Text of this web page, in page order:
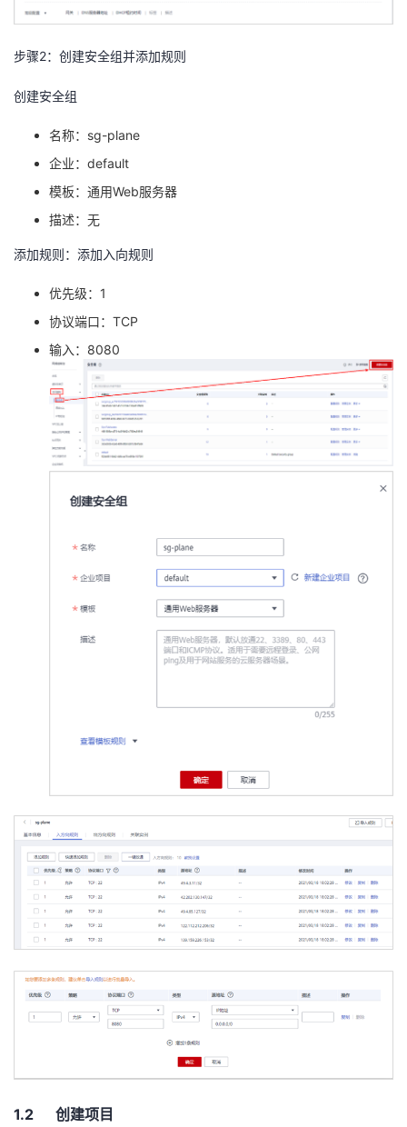
步骤2：创建安全组并添加规则
创建安全组
名称： sg-plane
企业： default
模板：通用Web服务器
描述：无
添加规则：添加入向规则
优先级： 1
协议端口： TCP
输入： 8080
1.2 创建项目